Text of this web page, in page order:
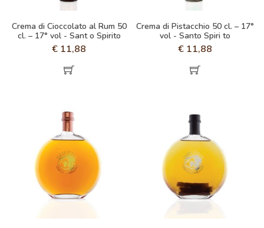
Crema di Cioccolato al Rum 50
cl. – 17° vol - Sant o Spirito
€ 11,88
Crema di Pistacchio 50 cl. – 17°
vol - Santo Spiri to
€ 11,88